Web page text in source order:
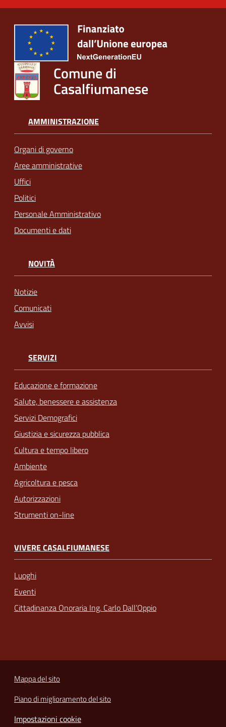
Comune di
Casalfiumanese
AMMINISTRAZIONE
Organi di governo
Aree amministrative
Uffici
Politici
Personale Amministrativo
Documenti e dati
NOVITÀ
Notizie
Comunicati
Avvisi
SERVIZI
Educazione e formazione
Salute, benessere e assistenza
Servizi Demografici
Giustizia e sicurezza pubblica
Cultura e tempo libero
Ambiente
Agricoltura e pesca
Autorizzazioni
Strumenti on-line
VIVERE CASALFIUMANESE
Luoghi
Eventi
Cittadinanza Onoraria Ing. Carlo Dall’Oppio
Mappa del sito
Piano di miglioramento del sito
Impostazioni cookie